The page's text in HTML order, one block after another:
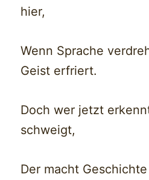
hier,
Wenn Sprache
Geist erfriert.
Doch wer jetzt
schweigt,
Der macht